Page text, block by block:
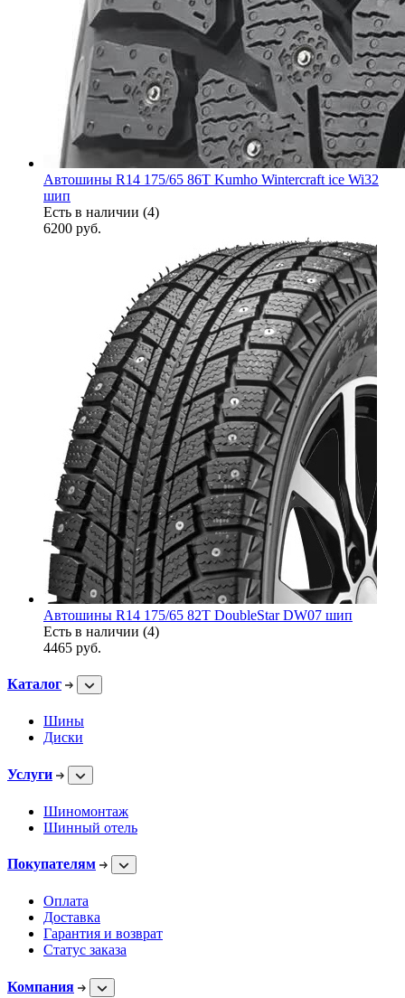
Автошины R14 175/65 86T Kumho Wintercraft ice Wi32
шип
Есть в наличии (4)
6200 руб.
Автошины R14 175/65 82T DoubleStar DW07 шип
Есть в наличии (4)
4465 руб.
Каталог
Шины
Диски
Услуги
Шиномонтаж
Шинный отель
Покупателям
Оплата
Доставка
Гарантия и возврат
Статус заказа
Компания